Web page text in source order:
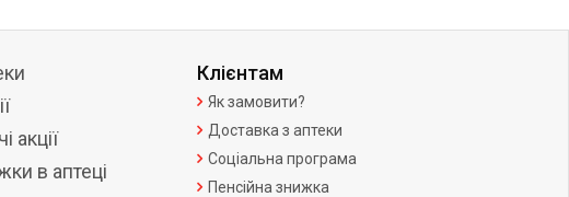
акції
в аптеці
Клієнтам
Як замовити?
Доставка з аптеки
Соціальна програма
Пенсійна знижка